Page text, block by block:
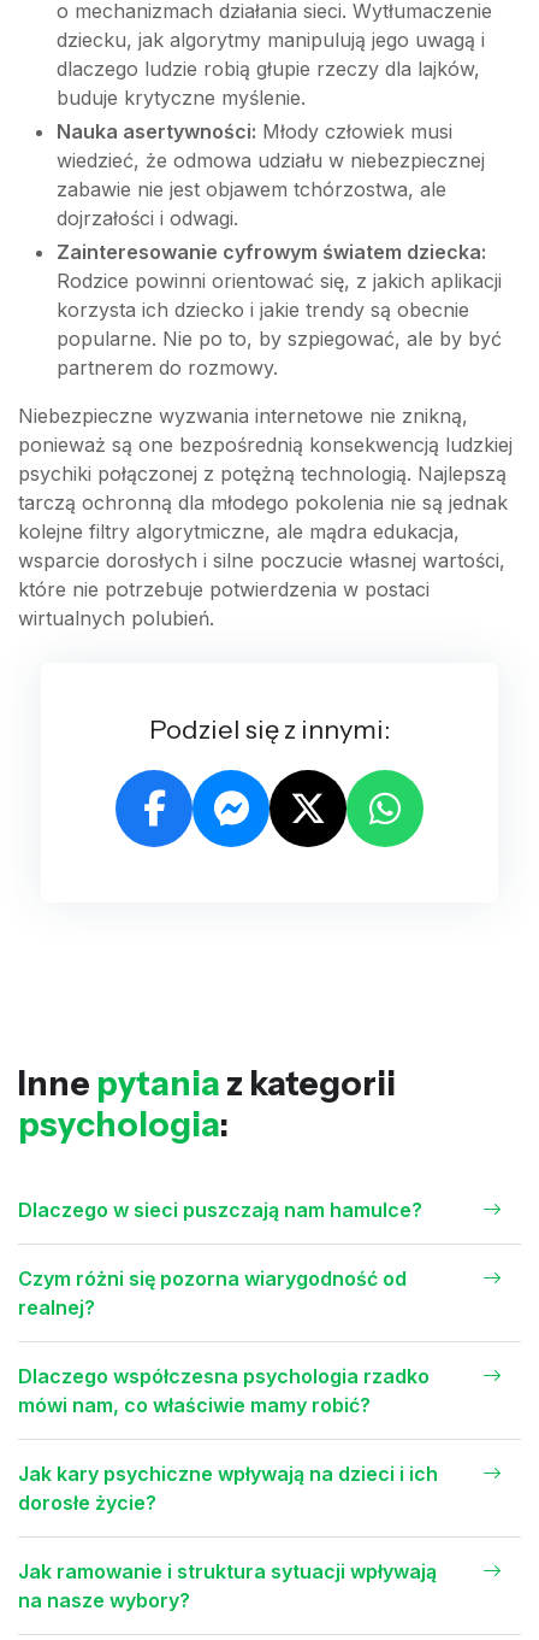
o mechanizmach działania sieci. Wytłumaczenie
dziecku, jak algorytmy manipulują jego uwagą i
dlaczego ludzie robią głupie rzeczy dla lajków,
buduje krytyczne myślenie.
Nauka asertywności: Młody człowiek musi
wiedzieć, że odmowa udziału w niebezpiecznej
zabawie nie jest objawem tchórzostwa, ale
dojrzałości i odwagi.
Zainteresowanie cyfrowym światem dziecka:
Rodzice powinni orientować się, z jakich aplikacji
korzysta ich dziecko i jakie trendy są obecnie
popularne. Nie po to, by szpiegować, ale by być
partnerem do rozmowy.
Niebezpieczne wyzwania internetowe nie znikną,
ponieważ są one bezpośrednią konsekwencją ludzkiej
psychiki połączonej z potężną technologią. Najlepszą
tarczą ochronną dla młodego pokolenia nie są jednak
kolejne filtry algorytmiczne, ale mądra edukacja,
wsparcie dorosłych i silne poczucie własnej wartości,
które nie potrzebuje potwierdzenia w postaci
wirtualnych polubień.
Podziel się z innymi:
Inne pytania z kategorii
psychologia:
Dlaczego w sieci puszczają nam hamulce?
Czym różni się pozorna wiarygodność od
realnej?
Dlaczego współczesna psychologia rzadko
mówi nam, co właściwie mamy robić?
Jak kary psychiczne wpływają na dzieci i ich
dorosłe życie?
Jak ramowanie i struktura sytuacji wpływają
na nasze wybory?